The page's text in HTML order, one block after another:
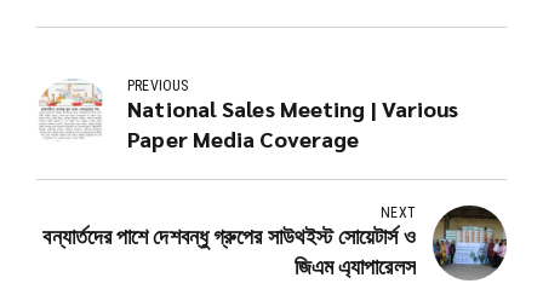
PREVIOUS
National Sales Meeting | Various
Paper Media Coverage
NEXT
বন্যার্তদের পাশে দেশবন্ধু গ্রুপের সাউথইস্ট সোয়েটার্স ও
জিএম এ্যাপারেলস